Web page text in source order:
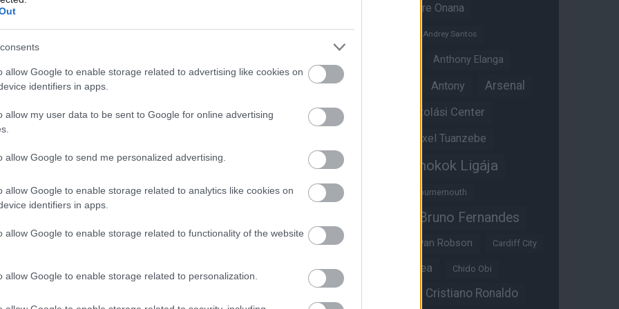
allow Google to enable storage related to advertising like cookies on
identifiers in apps.
allow my user data to be sent to Google for online advertising
allow Google to send me personalized advertising.
allow Google to enable storage related to analytics like cookies on
identifiers in apps.
allow Google to enable storage related to functionality of the website
allow Google to enable storage related to personalization.
követően így folytatta sajtótájékoztatóját:
az ajánlatukat, akkor fél év múlva nem
fél év múlva távozni fogok a Sportingtól, szóval
meg ezt a döntést."
az, hogy nem vállaltam a kockázatot és vártam
az egyetlen klubhoz, amelyet edzeni akartam."
ajánlataim korábban, amelyeket nem akartam
ahogy."
egy kicsit boldogabban megyek majd haza. Az
pedig volt egy másik csapat, amely korábban
mint amennyit Manchesterben kapni fogok."
Andre Onana
Andreas Pereira
Andrey Santos
Anthony Elanga
Anthony Martial Antony Arsenal
Aston Villa Átigazolási Center
Axel Tuanzebe
Ayden Heaven Bajnokok Ligája
Benjamin Sesko Bournemouth
Bruno Fernandes
Bryan Mbeumo Bryan Robson Cardiff City
Casemiro Chelsea Chido Obi
Cristiano Ronaldo